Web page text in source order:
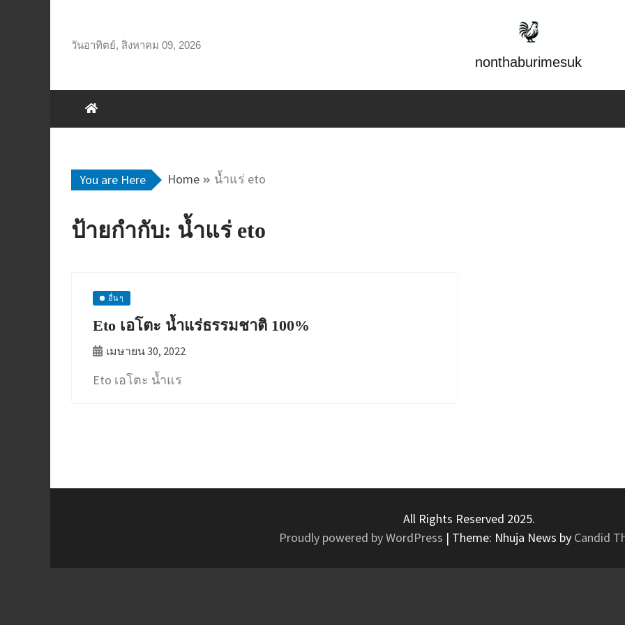
content
วันอาทิตย์, สิงหาคม 09, 2026
nonthaburimesuk
You are Here Home น้ำแร่ eto
ป้ายกำกับ: น้ำแร่ eto
อื่นๆ
Eto เอโตะ น้ำแร่ธรรมชาติ 100%
เมษายน 30, 2022
Eto เอโตะ น้ำแร
All Rights Reserved 2025.
Proudly powered by WordPress | Theme: Nhuja News by Candid